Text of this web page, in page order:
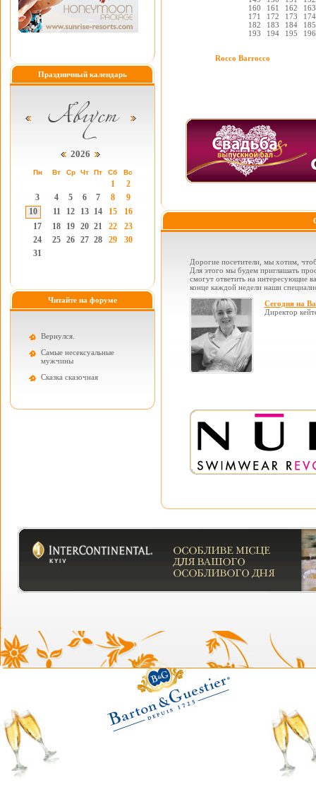
Праздничный календарь
2026
Пн Вт Ср Чт Пт Сб Вс
1
2
3
4 5 6 7 8
9
10
11 12 13 14 15
16
17
18 19 20 21 22
23
24
25 26 27 28 29
30
31
Читайте на форуме
Вернулся.
Самые несексуальные
мужчины
Cказка сказочная
160
161 162
163
171
172 173
174
182
183 184
185
193
194 195 196
Rocco Barrocco
Дорогие посетители, мы хотим,
Для этого мы будем приглашать
смогут ответить на интересующие
конце каждой недели наши
Сегодня на
Директор